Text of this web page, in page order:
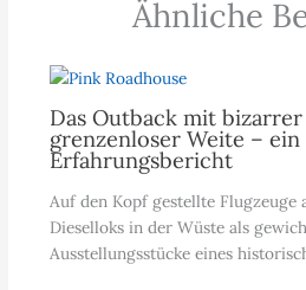
Ähnliche
Das Outback mit
grenzenloser Weite – ein
Erfahrungsbericht
Auf den Kopf gestellte Flugzeuge
Dieselloks in der Wüste als
Ausstellungsstücke eines